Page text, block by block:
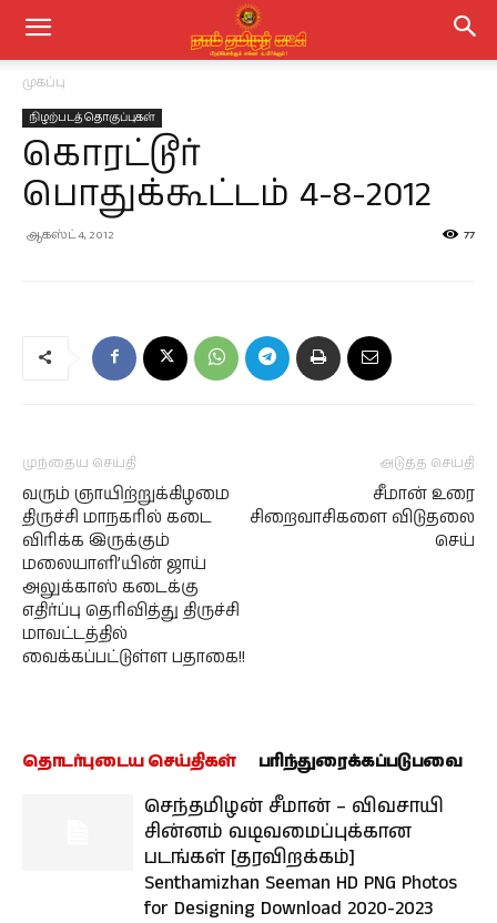
முகப்பு
நிழற்படத் தொகுப்புகள்
கொரட்டூர்
பொதுக்கூட்டம் 4-8-2012
ஆகஸ்ட் 4, 2012 77
முந்தைய செய்தி
வரும் ஞாயிற்றுக்கிழமை
திருச்சி மாநகரில் கடை
விரிக்க இருக்கும்
மலையாளி’யின் ஜாய்
அலுக்காஸ் கடைக்கு
எதிர்ப்பு தெரிவித்து திருச்சி
மாவட்டத்தில்
வைக்கப்பட்டுள்ள பதாகை!!
அடுத்த செய்தி
சீமான் உரை
சிறைவாசிகளை விடுதலை
செய்
தொடர்புடைய செய்திகள் பரிந்துரைக்கப்படுபவை
செந்தமிழன் சீமான் – விவசாயி
சின்னம் வடிவமைப்புக்கான
படங்கள் [தரவிறக்கம்]
Senthamizhan Seeman HD PNG Photos
for Designing Download 2020-2023